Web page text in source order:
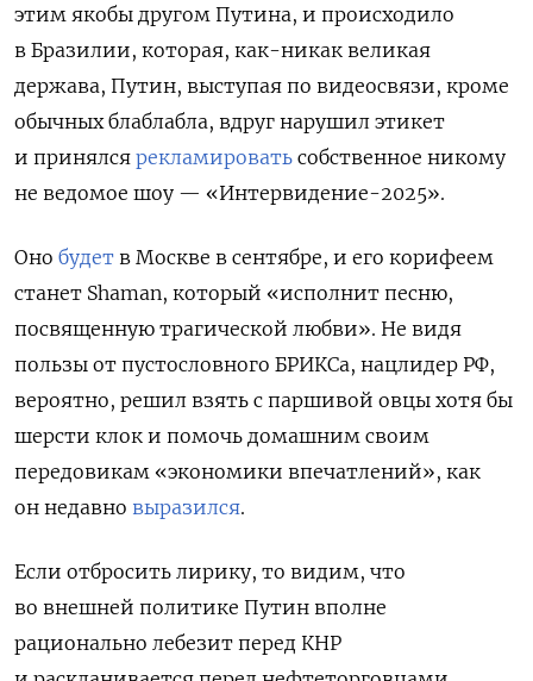
этим якобы другом Путина, и происходило
в Бразилии, которая, как-никак великая
держава, Путин, выступая по видеосвязи, кроме
обычных блаблабла, вдруг нарушил этикет
и принялся рекламировать собственное никому
не ведомое шоу — «Интервидение-2025».
Оно будет в Москве в сентябре, и его корифеем
станет Shaman, который «исполнит песню,
посвященную трагической любви». Не видя
пользы от пустословного БРИКСа, нацлидер РФ,
вероятно, решил взять с паршивой овцы хотя бы
шерсти клок и помочь домашним своим
передовикам «экономики впечатлений», как
он недавно выразился.
Если отбросить лирику, то видим, что
во внешней политике Путин вполне
рационально лебезит перед КНР